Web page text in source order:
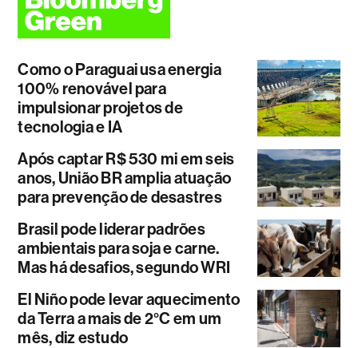
Como o Paraguai usa energia
100% renovável para
impulsionar projetos de
tecnologia e IA
Após captar R$ 530 mi em seis
anos, União BR amplia atuação
para prevenção de desastres
Brasil pode liderar padrões
ambientais para soja e carne.
Mas há desafios, segundo WRI
El Niño pode levar aquecimento
da Terra a mais de 2°C em um
mês, diz estudo